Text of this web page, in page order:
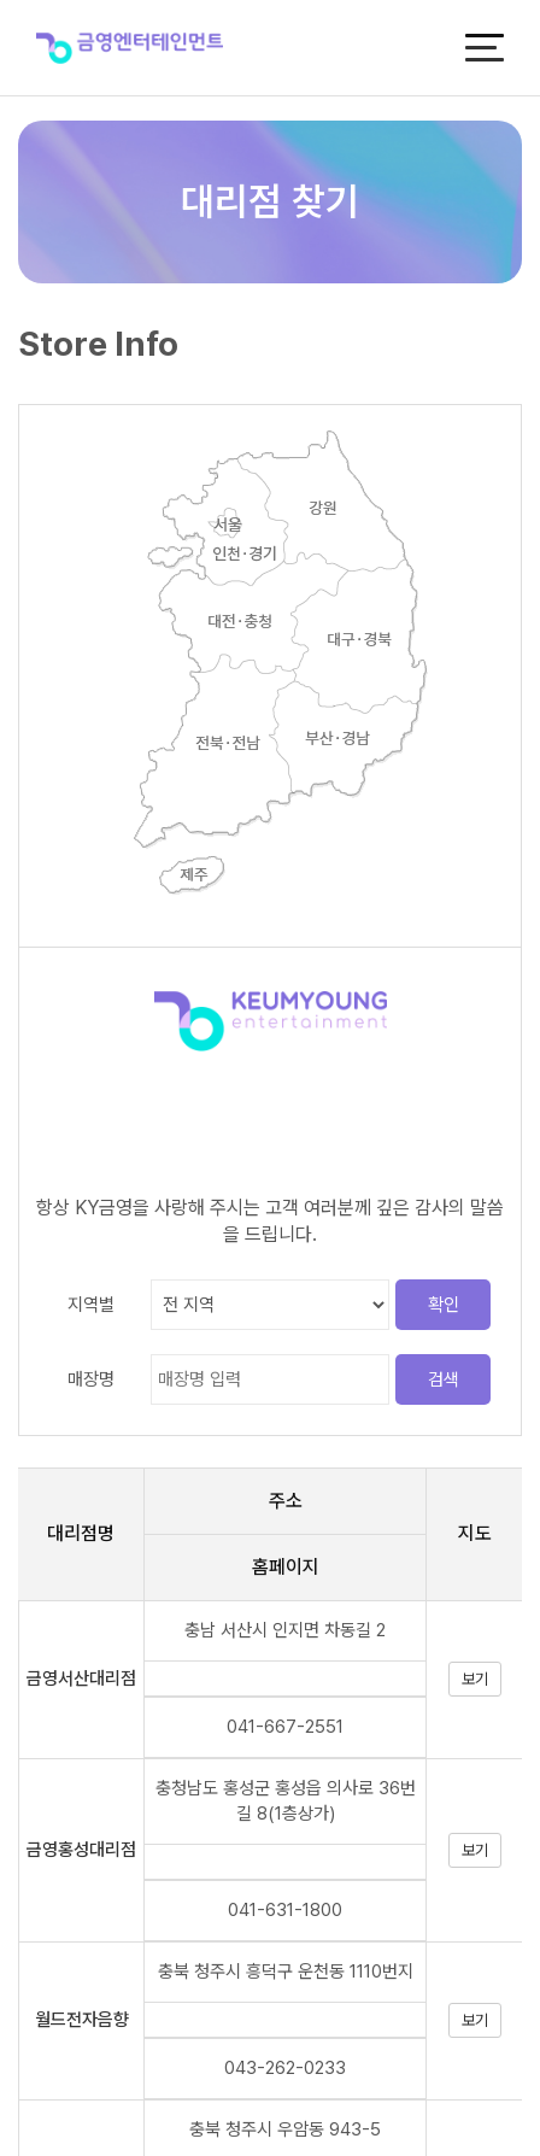
대리점 찾기
Store Info
항상 KY금영을 사랑해 주시는 고객 여러분께 깊은 감사의 말씀
을 드립니다.
지역별
매장명
대리점명
주소
지도
홈페이지
금영서산대리점
충남 서산시 인지면 차동길 2
보기
041-667-2551
금영홍성대리점
충청남도 홍성군 홍성읍 의사로 36번
길 8(1층상가)
보기
041-631-1800
월드전자음향
충북 청주시 흥덕구 운천동 1110번지
보기
043-262-0233
충북 청주시 우암동 943-5